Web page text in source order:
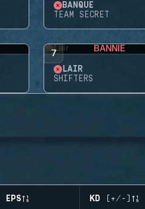
BANQUE
TEAM SECRET
7 BANNIE
LAIR
SHIFTERS
EPS KD (+/-)